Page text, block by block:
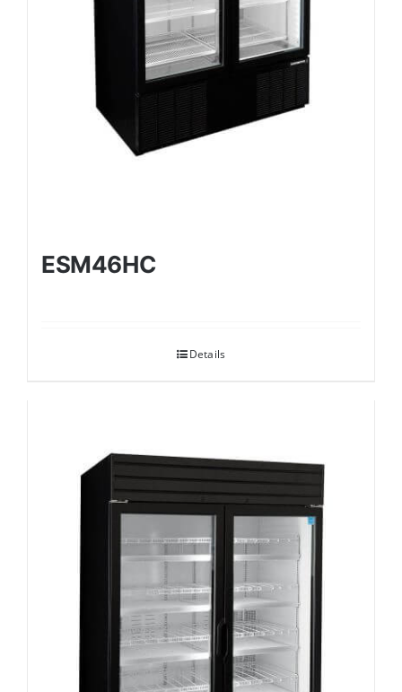
ESM46HC
Details